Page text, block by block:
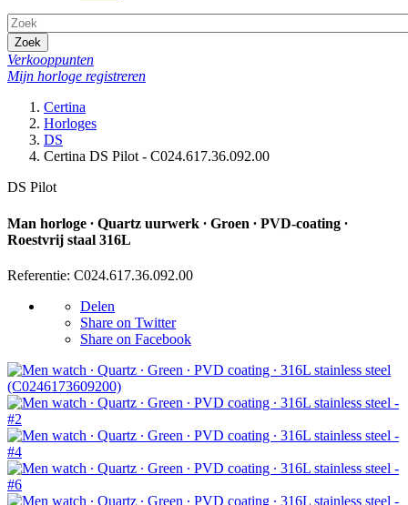
Zoek
Verkooppunten
Mijn horloge registreren
Certina
Horloges
DS
Certina DS Pilot - C024.617.36.092.00
DS Pilot
Man horloge ∙ Quartz uurwerk ∙ Groen ∙ PVD-coating ∙
Roestvrij staal 316L
Referentie: C024.617.36.092.00
Delen
Share on Twitter
Share on Facebook